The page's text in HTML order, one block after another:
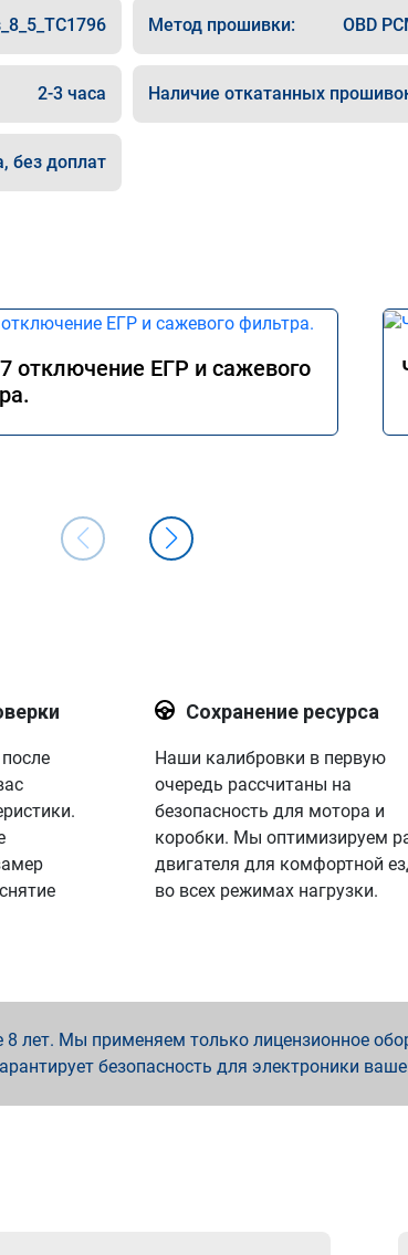
Метод прошивки: OBD
2-3 часа Наличие откатанных
без доплат
отключение ЕГР и сажевого
Сохранение ресурса
Наши калибровки в первую
очередь рассчитаны на
безопасность для мотора и
коробки. Мы оптимизируем
двигателя для комфортной
во всех режимах нагрузки.
Мы применяем только лицензионное
безопасность для электроники